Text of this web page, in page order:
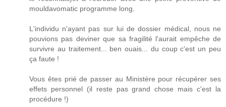
mouldavomatic programme long.
L'individu n'ayant pas sur lui de dossier médical, nous ne
pouvions pas deviner que sa fragilité l'aurait empêche de
survivre au traitement... ben ouais... du coup c'est un peu
ça faute !
Vous êtes prié de passer au Ministère pour récupérer ses
effets personnel (il reste pas grand chose mais c'est la
procédure !)